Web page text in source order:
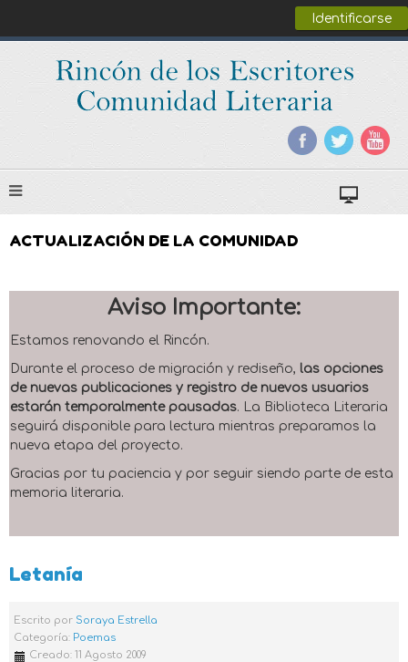
Identificarse
ACTUALIZACIÓN DE LA COMUNIDAD
Aviso Importante:
Estamos renovando el Rincón.
Durante el proceso de migración y rediseño, las opciones
de nuevas publicaciones y registro de nuevos usuarios
estarán temporalmente pausadas. La Biblioteca Literaria
seguirá disponible para lectura mientras preparamos la
nueva etapa del proyecto.
Gracias por tu paciencia y por seguir siendo parte de esta
memoria literaria.
Letanía
Escrito por Soraya Estrella
Categoría: Poemas
Creado: 11 Agosto 2009